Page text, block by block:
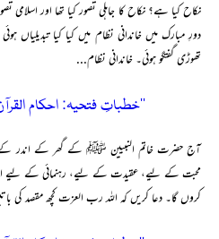
نکاح کیا ہے؟ نکاح کا جاہلی تصور کیا تھا اور
دورِ مبارک میں خاندانی نظام میں کیا کیا
تھوڑی گفتگو ہوئی۔ خاندانی نظام...
’’خطباتِ فتحیہ: احکام
آج حضرت خاتم النبیین ﷺ کے گھر کے اندر
محبت کے لیے، عقیدت کے لیے، رہنمائی کے لیے
کروں گا۔ دعا کریں کہ اللہ رب العزت کچھ مقصد کی